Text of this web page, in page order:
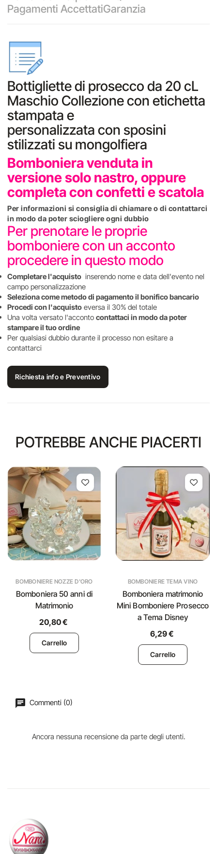
Pagamenti AccettatiGaranzia
Bottigliette di prosecco da 20 cL
Maschio Collezione con etichetta
stampata e
personalizzata con sposini
stilizzati su mongolfiera
Bomboniera venduta in
versione solo nastro, oppure
completa con confetti e scatola
Per informazioni si consiglia di chiamare o di contattarci
in modo da poter sciogliere ogni dubbio
Per prenotare le proprie
bomboniere con un acconto
procedere in questo modo
Completare l'acquisto inserendo nome e data dell'evento nel
campo personalizzazione
Seleziona come metodo di pagamento il bonifico bancario
Procedi con l'acquisto eversa il 30% del totale
Una volta versato l'acconto contattaci in modo da poter
stampare il tuo ordine
Per qualsiasi dubbio durante il processo non esitare a
contattarci
Richiesta info e Preventivo
POTREBBE ANCHE PIACERTI
BOMBONIERE NOZZE D'ORO
Bomboniera 50 anni di
Matrimonio
20,80 €
Carrello
BOMBONIERE TEMA VINO
Bomboniera matrimonio
Mini Bomboniere Prosecco
a Tema Disney
6,29 €
Carrello
Commenti (0)
Ancora nessuna recensione da parte degli utenti.